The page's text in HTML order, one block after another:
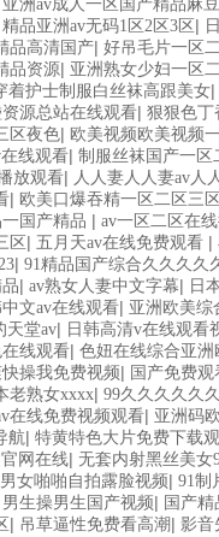
亚洲av成人一区国产精品麻豆
精品亚洲av无码1区2区3区 |
品高清国产| 好吊毛片一区
品资源| 亚洲熟女少妇一区
着护士制服白丝袜高跟美女|
资源总站在线观看| 狠狠色丁
区夜色| 欧美视频欧美视频
线观看| 制服丝袜国产一区
放观看| 人人妻人人妻av人
| 欧美口爆吞精一区二区三
国产精品 | av一区二区在
区 | 五月天av在线免费观看 |
| 91精品国产综合久久久久
| av熟女人妻中文字幕| 日
中文av在线观看| 亚洲欧美综
天堂av| 日韩高清v在线观看
线观看| 色妞在线综合亚洲
操我免费视频| 国产免费观
老熟女xxxx| 99久久久久久
在线免费视频观看| 亚洲码
航| 特黄特色大片免费下载
网在线| 无套内射黑丝美女
男女啪啪自拍露脸视频| 91制
男生操男生国产视频| 国产
| 吊草逼性免费看高潮| 影音